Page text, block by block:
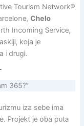
Tourism Network®
Chelo
Incoming Service,
koja je
i drugi.
365?”
iza sebe ima
Projekt je oba puta